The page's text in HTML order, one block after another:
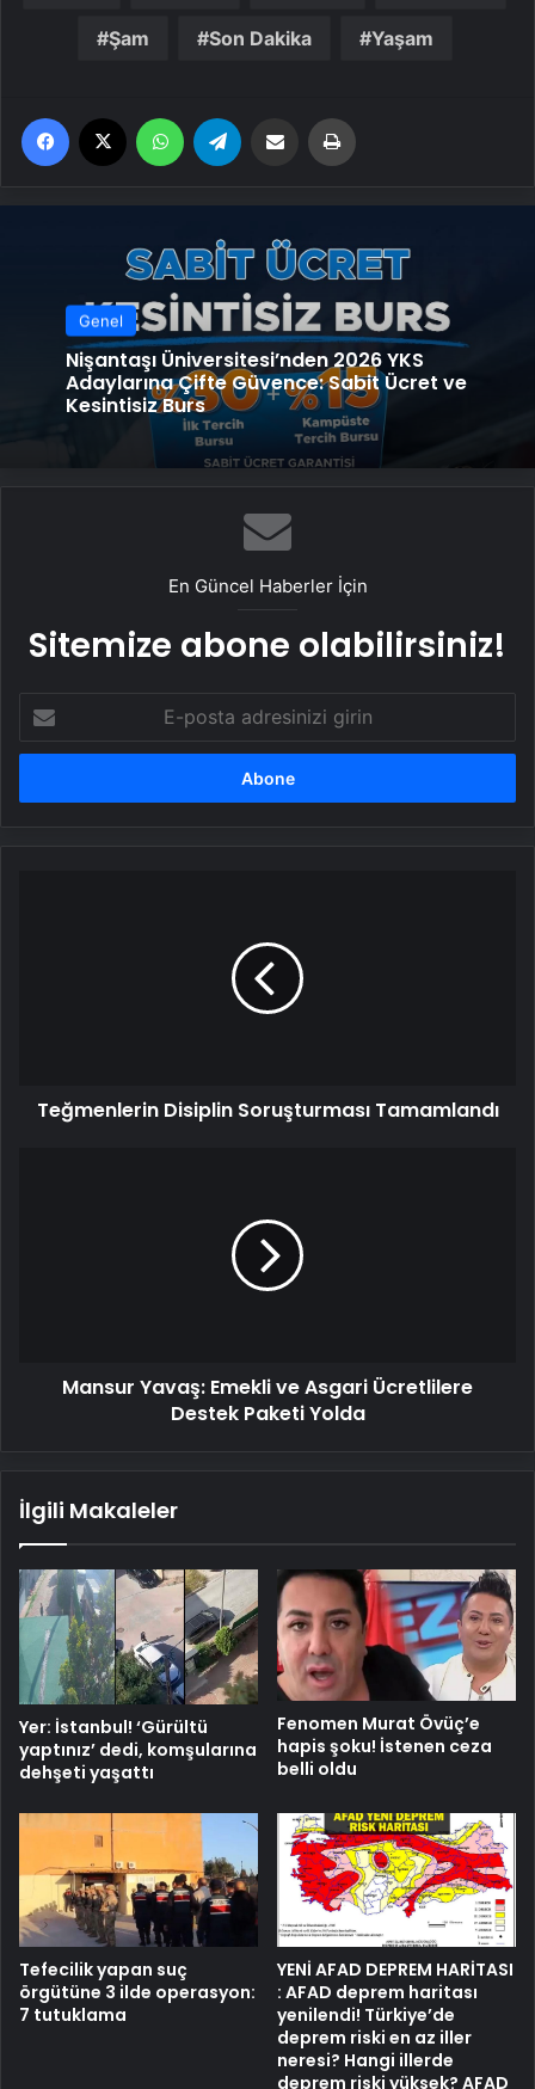
Şam Son Dakika Yaşam
Facebook WhatsApp Email'den paylaş
Genel
Nişantaşı Üniversitesi’nden 2026 YKS
Adaylarına Çifte Güvence: Sabit Ücret ve
Kesintisiz Burs
En Güncel Haberler İçin
Sitemize abone olabilirsiniz!
posta
adresinizi
Teğmenlerin Disiplin Soruşturması Tamamlandı
Mansur Yavaş: Emekli ve Asgari Ücretlilere
Destek Paketi Yolda
İlgili Makaleler
Yer: İstanbul! ‘Gürültü
yaptınız’ dedi, komşularına
dehşeti yaşattı
Fenomen Murat Övüç’e
hapis şoku! İstenen ceza
belli oldu
Tefecilik yapan suç
örgütüne 3 ilde operasyon:
7 tutuklama
YENİ AFAD DEPREM HARİTASI
: AFAD deprem haritası
yenilendi! Türkiye’de
deprem riski en az iller
neresi? Hangi illerde
deprem riski yüksek? AFAD